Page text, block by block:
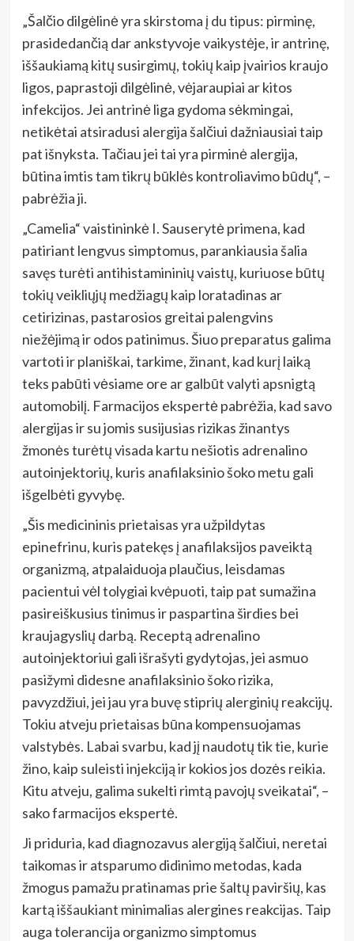
„Šalčio dilgėlinė yra skirstoma į du tipus: pirminę,
prasidedančią dar ankstyvoje vaikystėje, ir antrinę,
iššaukiamą kitų susirgimų, tokių kaip įvairios kraujo
ligos, paprastoji dilgėlinė, vėjaraupiai ar kitos
infekcijos. Jei antrinė liga gydoma sėkmingai,
netikėtai atsiradusi alergija šalčiui dažniausiai taip
pat išnyksta. Tačiau jei tai yra pirminė alergija,
būtina imtis tam tikrų būklės kontroliavimo būdų“, –
pabrėžia ji.
„Camelia“ vaistininkė I. Sauserytė primena, kad
patiriant lengvus simptomus, parankiausia šalia
savęs turėti antihistamininių vaistų, kuriuose būtų
tokių veikliųjų medžiagų kaip loratadinas ar
cetirizinas, pastarosios greitai palengvins
niežėjimą ir odos patinimus. Šiuo preparatus galima
vartoti ir planiškai, tarkime, žinant, kad kurį laiką
teks pabūti vėsiame ore ar galbūt valyti apsnigtą
automobilį. Farmacijos ekspertė pabrėžia, kad savo
alergijas ir su jomis susijusias rizikas žinantys
žmonės turėtų visada kartu nešiotis adrenalino
autoinjektorių, kuris anafilaksinio šoko metu gali
išgelbėti gyvybę.
„Šis medicininis prietaisas yra užpildytas
epinefrinu, kuris patekęs į anafilaksijos paveiktą
organizmą, atpalaiduoja plaučius, leisdamas
pacientui vėl tolygiai kvėpuoti, taip pat sumažina
pasireiškusius tinimus ir paspartina širdies bei
kraujagyslių darbą. Receptą adrenalino
autoinjektoriui gali išrašyti gydytojas, jei asmuo
pasižymi didesne anafilaksinio šoko rizika,
pavyzdžiui, jei jau yra buvę stiprių alerginių reakcijų.
Tokiu atveju prietaisas būna kompensuojamas
valstybės. Labai svarbu, kad jį naudotų tik tie, kurie
žino, kaip suleisti injekciją ir kokios jos dozės reikia.
Kitu atveju, galima sukelti rimtą pavojų sveikatai“, –
sako farmacijos ekspertė.
Ji priduria, kad diagnozavus alergiją šalčiui, neretai
taikomas ir atsparumo didinimo metodas, kada
žmogus pamažu pratinamas prie šaltų paviršių, kas
kartą iššaukiant minimalias alergines reakcijas. Taip
auga tolerancija organizmo simptomus